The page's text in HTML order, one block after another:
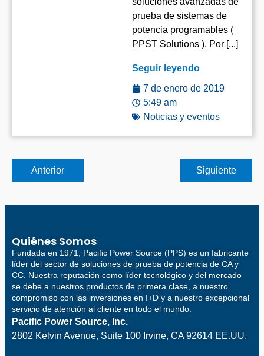
prueba de sistemas de
potencia programables (
PPST Solutions ). Por [...]
Seguir leyendo
7 de enero de 2019
5:49 am
Noticias y eventos
Anterior Siguiente
Quiénes Somos
Fundada en 1971, Pacific Power Source (PPS) es un fabricante
líder del sector de soluciones de prueba de potencia de CA y
CC. Nuestra reputación como líder tecnológico y del mercado
se debe a nuestros productos de primera clase, a nuestro
compromiso con las inversiones en I+D y a nuestro excepcional
servicio de atención al cliente en todo el mundo.
Pacific Power Source, Inc.
2802 Kelvin Avenue, Suite 100 Irvine, CA 92614 EE.UU.